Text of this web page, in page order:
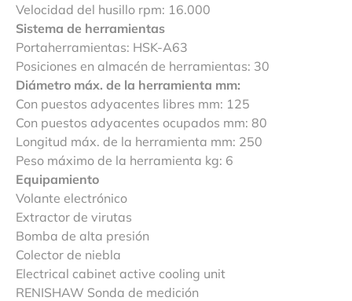
Velocidad del husillo rpm: 16.000
Sistema de herramientas
Portaherramientas: HSK-A63
Posiciones en almacén de herramientas: 30
Diámetro máx. de la herramienta mm:
Con puestos adyacentes libres mm: 125
Con puestos adyacentes ocupados mm: 80
Longitud máx. de la herramienta mm: 250
Peso máximo de la herramienta kg: 6
Equipamiento
Volante electrónico
Extractor de virutas
Bomba de alta presión
Colector de niebla
Electrical cabinet active cooling unit
RENISHAW Sonda de medición